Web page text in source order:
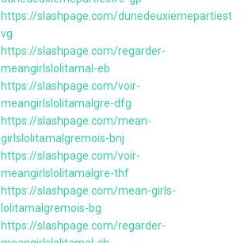
https://slashpage.com/
vg
https://slashpage.com/regarder-
meangirlslolitamal-eb
https://slashpage.com/voir-
meangirlslolitamalgre-dfg
https://slashpage.com/mean-
girlslolitamalgremois-bnj
https://slashpage.com/voir-
meangirlslolitamalgre-thf
https://slashpage.com/mean-girls-
lolitamalgremois-bg
https://slashpage.com/regarder-